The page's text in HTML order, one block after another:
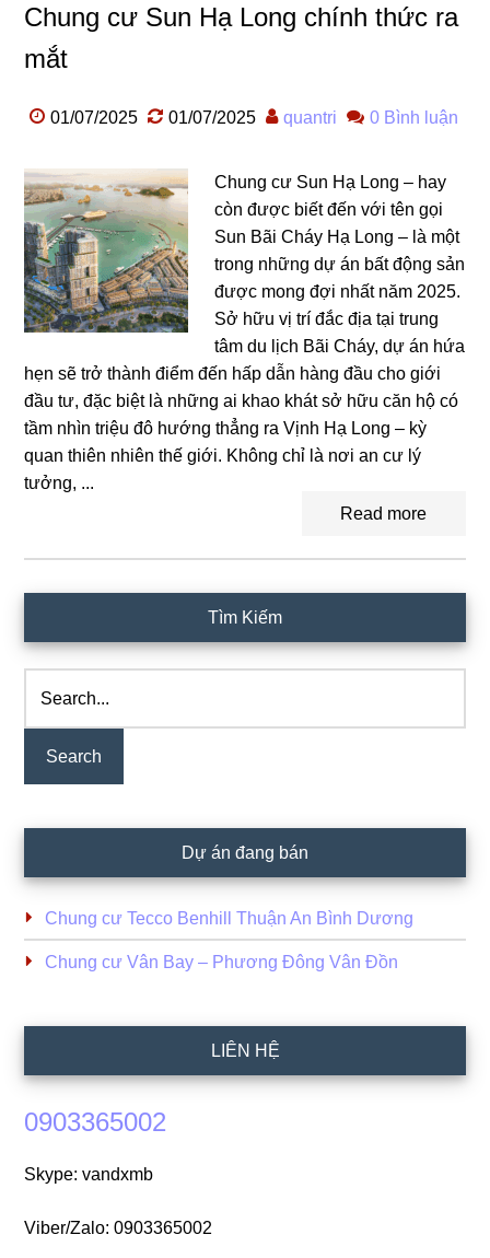
Chung cư Sun Hạ Long chính thức ra
mắt
01/07/2025 01/07/2025 quantri 0 Bình luận
Chung cư Sun Hạ Long – hay
còn được biết đến với tên gọi
Sun Bãi Cháy Hạ Long – là một
trong những dự án bất động sản
được mong đợi nhất năm 2025.
Sở hữu vị trí đắc địa tại trung
tâm du lịch Bãi Cháy, dự án hứa
hẹn sẽ trở thành điểm đến hấp dẫn hàng đầu cho giới
đầu tư, đặc biệt là những ai khao khát sở hữu căn hộ có
tầm nhìn triệu đô hướng thẳng ra Vịnh Hạ Long – kỳ
quan thiên nhiên thế giới. Không chỉ là nơi an cư lý
tưởng, ...
Read more
Sidebar
Tìm Kiếm
Dự án đang bán
Chung cư Tecco Benhill Thuận An Bình Dương
Chung cư Vân Bay – Phương Đông Vân Đồn
LIÊN HỆ
0903365002
Skype: vandxmb
Viber/Zalo: 0903365002